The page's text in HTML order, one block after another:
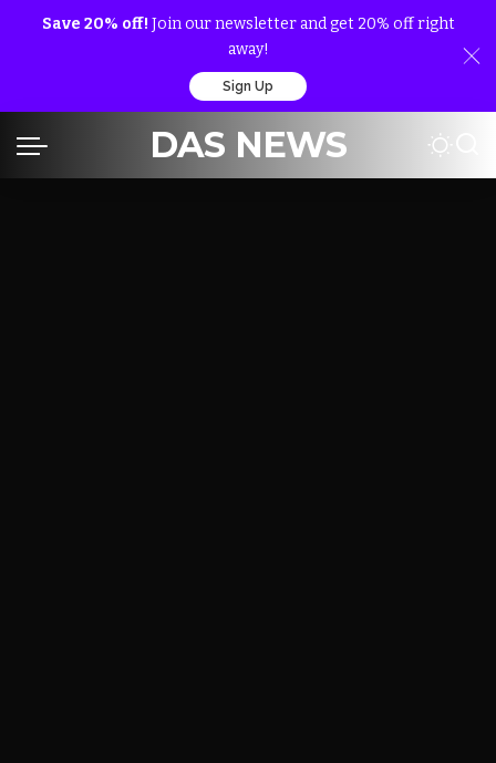
Save 20% off! Join our newsletter and get 20% off right
away!
Sign Up
DAS NEWS